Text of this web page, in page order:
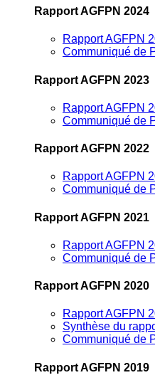
Rapport AGFPN 2024
Rapport AGFPN
Communiqué de
Rapport AGFPN 2023
Rapport AGFPN
Communiqué de
Rapport AGFPN 2022
Rapport AGFPN
Communiqué de
Rapport AGFPN 2021
Rapport AGFPN
Communiqué de
Rapport AGFPN 2020
Rapport AGFPN
Synthèse du
Communiqué de
Rapport AGFPN 2019